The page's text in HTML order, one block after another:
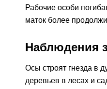
Рабочие особи
маток более
Наблюдения
Осы строят гнезда в
деревьев в лесах и